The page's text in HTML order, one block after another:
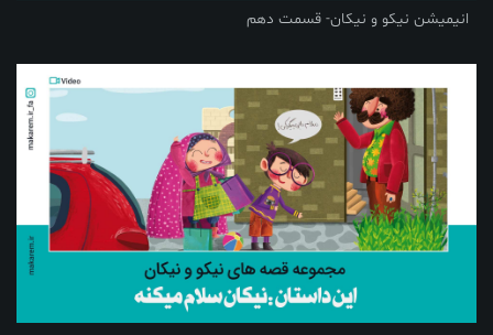
انیمیشن نیکو و نیکان- قسمت دهم